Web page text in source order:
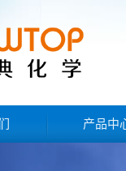
产品中